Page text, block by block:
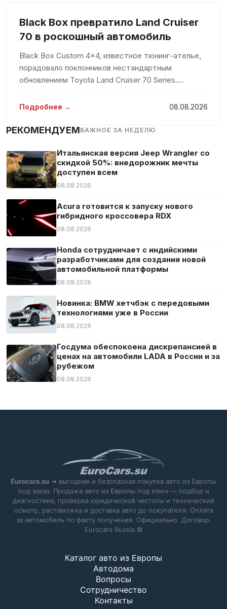
Black Box превратило Land Cruiser
70 в роскошный автомобиль
Black Box Custom 4×4, известное тюнинг-ателье,
порадовало поклонников нестандартным
обновлением Toyota Land Cruiser 70 Series.
рабочее средство, этот внедорожник теперь
Подробнее → 08.08.2026
РЕКОМЕНДУЕМВАЖНОЕ ЗА НЕДЕЛЮ
Итальянская версия Jeep Wrangler со
скидкой 50%: внедорожник мечты
доступен всем
08.08.2026
Acura готовится к запуску нового
гибридного кроссовера RDX
08.08.2026
Honda сотрудничает с индийскими
разработчиками для создания новой
автомобильной платформы
08.08.2026
Новинка: BMW хетчбэк с передовыми
технологиями уже в России
08.08.2026
Госдума обеспокоена дискрепансией в
ценах на автомобили LADA в России и за
рубежом
08.08.2026
Eurocars.su ➜ выгодная и безопасная покупка авто из Европы
под заказ. Продажа авто из Европы под ключ — подбор и
диагностика, проверка юридической чистоты и технический
осмотр, растаможка и доставка авто до покупателя. Оплата
за автомобиль по факту получения. Официально. Договор.
Eurocars Russia ©
Каталог авто из Европы
Автодома
Вопросы
Сотрудничество
Контакты